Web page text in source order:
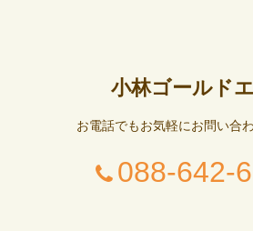
小林ゴールド
お電話でもお気軽にお問い合
088-642-